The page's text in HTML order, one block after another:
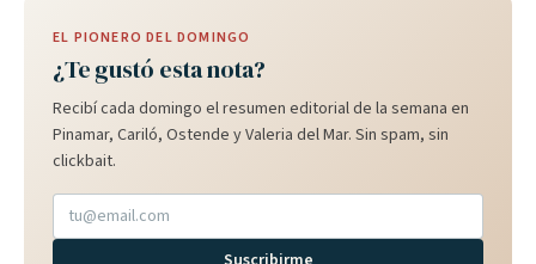
EL PIONERO DEL DOMINGO
¿Te gustó esta nota?
Recibí cada domingo el resumen editorial de la semana en
Pinamar, Cariló, Ostende y Valeria del Mar. Sin spam, sin
clickbait.